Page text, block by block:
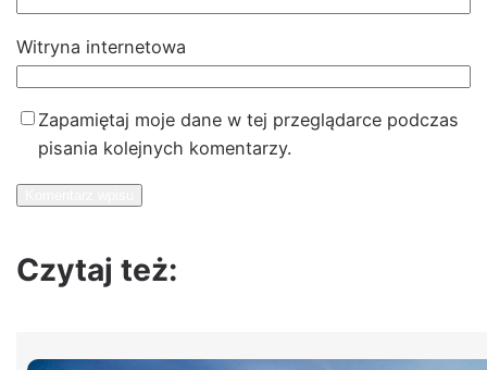
Witryna internetowa
Zapamiętaj moje dane w tej przeglądarce podczas
pisania kolejnych komentarzy.
Czytaj też: